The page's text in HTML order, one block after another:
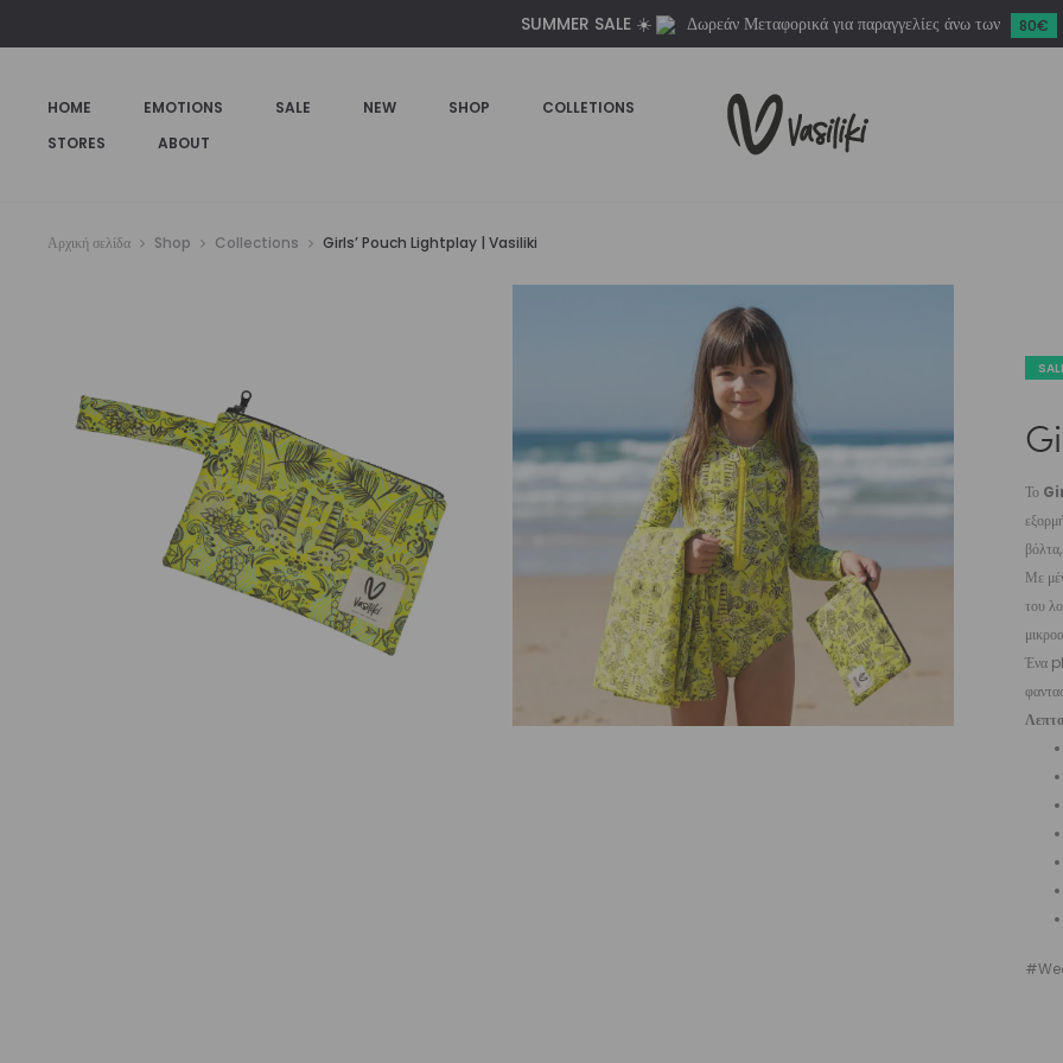
SUMMER SALE ☀️ Δωρεάν Μεταφορικά για παραγγελίες άνω των 80€
HOME EMOTIONS SALE NEW SHOP
COLLETIONS
STORES
ABOUT
Αρχική σελίδα Shop Collections Girls’ Pouch Lightplay | Vasiliki
Το
Με
του
Ένα
ποσότητα